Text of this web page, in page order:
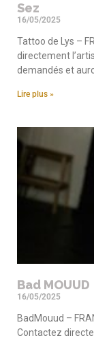
Sez
16/05/2025
Tattoo de Lys –
directement
demandés et
Lire plus »
Bad MOUUD
16/05/2025
BadMouud –
Contactez